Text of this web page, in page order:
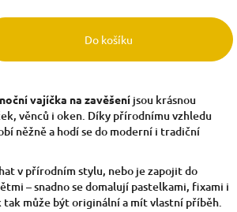
Do košíku
vajíčka na zavěšení jsou krásnou
věnců i oken. Díky přírodnímu vzhledu
něžně a hodí se do moderní i tradiční
v přírodním stylu, nebo je zapojit do
– snadno se domalují pastelkami, fixami i
tak může být originální a mít vlastní příběh.